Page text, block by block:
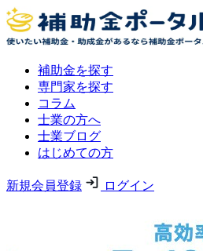
補助金を探す
専門家を探す
コラム
士業の方へ
士業ブログ
はじめての方
新規会員登録 ログイン